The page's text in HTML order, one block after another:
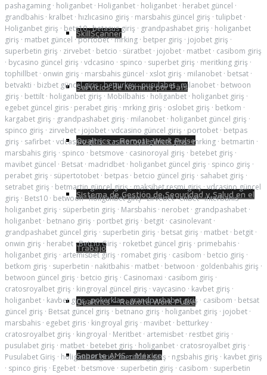
SkillScanner
Servicios de Nómina por País
Qualtrics – Remote Work Pulse
Sistema de Gestión de Seguridad y Salud en el
Trabajo
Qualtrics – Remote Work Pulse
Soporte AMS – México
pashagaming · holiganbet · Holiganbet · holiganbet · herabet güncel ·
grandbahis · kralbet · hızlıcasino giriş · marsbahis güncel giriş · tulipbet ·
Holiganbet giriş · bets10·betasus giriş · grandpashabet giriş · holiganbet
giriş · matbet güncel ·portobet·mrking · betper giriş · jojobet giriş ·
superbetin giriş · zirvebet · betcio · süratbet · jojobet · matbet · casibom giriş
· bycasino güncel giriş · vdcasino · spinco · superbet giriş · meritking giriş ·
tophillbet · onwin giriş · marsbahis güncel · xslot giriş · milanobet · betsat ·
betvakti · bizbet güncel giriş·betturkey·pusulabet·milanobet · betwoon
giriş · bettilt · holiganbet giriş · Mobilbahis · holiganbet · holiganbet giriş ·
egebet güncel giris · perabet giriş · mrking giriş · oslobet giriş · betkom ·
kargabet giriş · grandpashabet giriş · milanobet · holiganbet güncel giriş ·
spinco giriş · zirvebet · jojobet · vdcasino güncel giriş · portobet · betpas
giriş · safirbet · vdcasino giriş·casinoroyal güncel giriş·mrking · betmartin ·
marsbahis giriş · spinco · betsmove · casinoroyal giriş · betebet giriş ·
mavibet güncel · Betsat · madridbet · holiganbet güncel giriş · spinco giriş ·
perabet giriş · süpertotobet · betpas · betcio güncel giriş · sahabet giriş ·
setrabet giriş · betmartin güncel giriş·maksibet resmi giriş·vdcasino güncel
giriş · Bets10 · betwoon·holiganbet giriş·zirvebet·enbet·interbahis·
holiganbet giriş · süperbetin giriş · Marsbahis · nerobet · grandpashabet ·
holiganbet · betnano giriş · portbet giriş · betgit · casinolevant ·
grandpashabet güncel giriş · superbetin giriş · betsat giriş · matbet · betgit ·
onwin giriş · herabet ·Betcio Giriş · roketbet güncel giriş · primebahis ·
holiganbet giriş · artemisbet giriş · romabet giriş · casibom · betcio giriş ·
betkom giriş · superbetin · nakitbahis · matbet · betwoon · goldenbahis giriş ·
betwoon güncel giriş · betcio giriş · Casinomaxi · casibom giriş ·
cratosroyalbet giriş · kingroyal güncel giriş · vaycasino · kavbet giriş ·
holiganbet · kavbet giriş·pokerklas·grandpashabet giriş · casibom · betsat
güncel giriş · Betsat güncel giriş · betnano giriş · holiganbet giriş · jojobet ·
marsbahis · egebet giris · kingroyal giriş · mavibet · betturkey ·
cratosroyalbet giriş · kingroyal · Meritbet · artemisbet · restbet giriş ·
pusulabet giriş · matbet · betebet giriş · holiganbet · cratosroyalbet giriş ·
Pusulabet Giriş · holiganbet giriş·meritking giriş · ngsbahis giriş · kavbet giriş
· spinco giriş · Egebet · betsmove · superbetin giriş · casibom · superbetin